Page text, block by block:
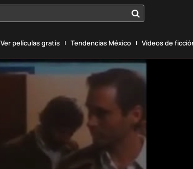
Ver películas gratis Tendencias México Vídeos de